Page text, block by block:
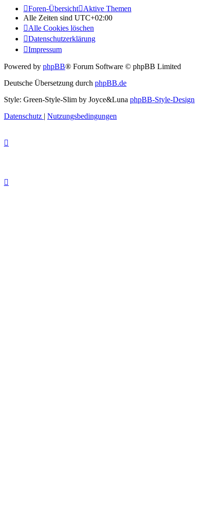
Foren-Übersicht
Aktive Themen
Alle Zeiten sind UTC+02:00
Alle Cookies löschen
Datenschutzerklärung
Impressum
Powered by phpBB® Forum Software © phpBB Limited
Deutsche Übersetzung durch phpBB.de
Style: Green-Style-Slim by Joyce&Luna phpBB-Style-Design
Datenschutz | Nutzungsbedingungen